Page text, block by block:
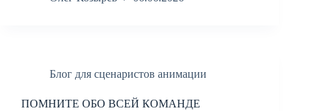
Блог для сценаристов анимации
ПОМНИТЕ ОБО ВСЕЙ КОМАНДЕ